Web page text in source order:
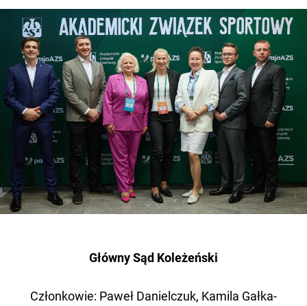
Główny Sąd Koleżeński
Członkowie: Paweł Danielczuk, Kamila Gałka-